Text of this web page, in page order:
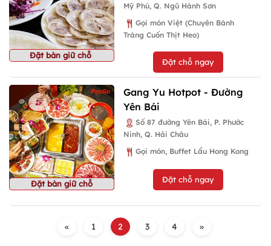
Đặt bàn giữ chỗ
Mỹ Phú, Q. Ngũ Hành Sơn
Gọi món Việt (Chuyên Bánh
Tráng Cuốn Thịt Heo)
Đặt chỗ ngay
Đặt bàn giữ chỗ
Gang Yu Hotpot - Đường
Yên Bái
Số 87 đường Yên Bái, P. Phước
Ninh, Q. Hải Châu
Gọi món, Buffet Lẩu Hong Kong
Đặt chỗ ngay
« 1 2 3 4 »